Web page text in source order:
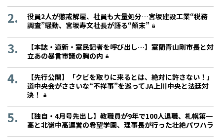
役員2人が懲戒解雇、社員も大量処分…宮坂建設工業“税務
調査”騒動、宮坂寿文社長が語る“顛末”
【本誌・道新・室民記者を呼び出し…】室蘭青山剛市長と対
立あの暴言市議の胸の内
【先行公開】「クビを取りに来るとは、絶対に許さない！」
道中央会がささいな“不祥事”を巡ってJA上川中央と法廷対
決！
【独自・4月号先出し】教職員が9年で100人退職、札幌第一
高と北嶺中高運営の希望学園、理事長が行った壮絶パワハラ